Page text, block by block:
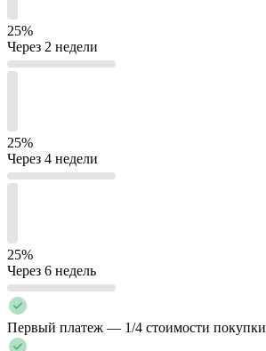
25%
Через 2 недели
25%
Через 4 недели
25%
Через 6 недель
Первый платеж — 1/4 стоимости покупки